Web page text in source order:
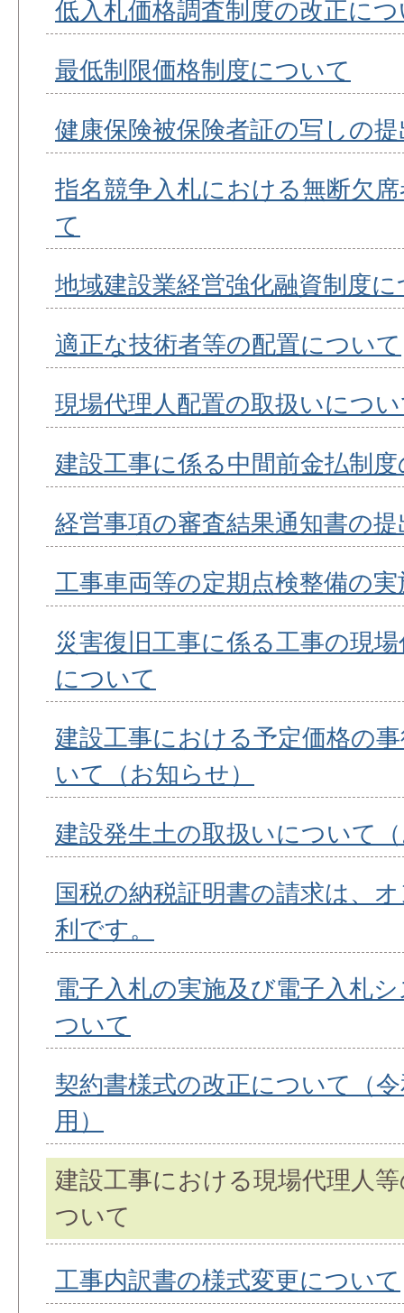
低入札価格調査制度の改正に
最低制限価格制度について
健康保険被保険者証の写しの
指名競争入札における無断欠
て
地域建設業経営強化融資制度
適正な技術者等の配置について
現場代理人配置の取扱いにつ
建設工事に係る中間前金払制
経営事項の審査結果通知書の
工事車両等の定期点検整備の
災害復旧工事に係る工事の現
について
建設工事における予定価格の
いて（お知らせ）
建設発生土の取扱いについて
国税の納税証明書の請求は、
利です。
電子入札の実施及び電子入札
ついて
契約書様式の改正について（
用）
建設工事における現場代理人
ついて
工事内訳書の様式変更について